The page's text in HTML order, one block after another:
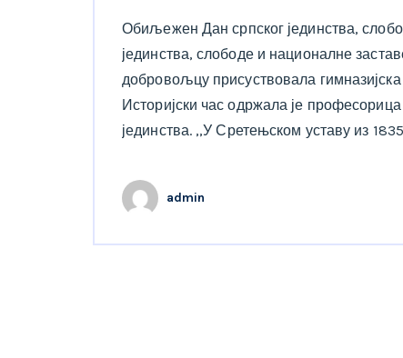
Обиљежен Дан српског јединства,
јединства, слободе и националне
добровољцу присуствовала
Историјски час одржала је професорица
јединства. ,,У Сретењском уставу из
admin